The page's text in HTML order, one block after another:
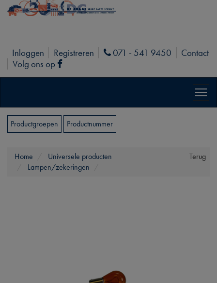
Inloggen Registreren Phone
071 - 541 9450
Contact
Volg ons op
Facebook
Productgroepen Productnummer
Terug
Home
Universele producten
Lampen/zekeringen
-